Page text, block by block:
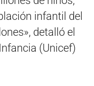
infantil del
detalló el
(Unicef)